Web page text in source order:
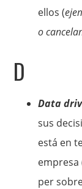
ellos (
o
D
Data
sus
está en
empresa
per